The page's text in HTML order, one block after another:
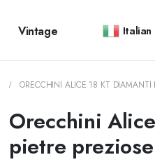
Vintage Italian
ORECCHINI ALICE 18 KT DIAMANTI
Orecchini
pietre preziose